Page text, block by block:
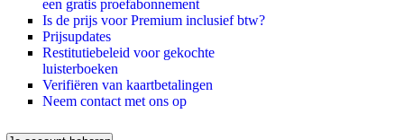
een gratis proefabonnement
Is de prijs voor Premium inclusief btw?
Prijsupdates
Restitutiebeleid voor gekochte
luisterboeken
Verifiëren van kaartbetalingen
Neem contact met ons op